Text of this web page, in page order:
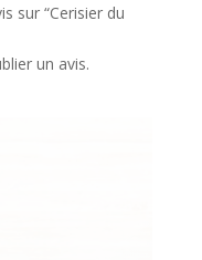
sur “Cerisier du
un avis.